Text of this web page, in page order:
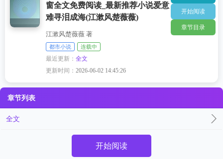
窗全文免费阅读_最新推荐小说爱意
难寻泪成海(江漱风楚薇薇)
江漱风楚薇薇 著
都市小说 连载中
最近更新：全文
更新时间：2026-06-02 14:45:26
开始阅读
章节目录
章节列表
全文
开始阅读